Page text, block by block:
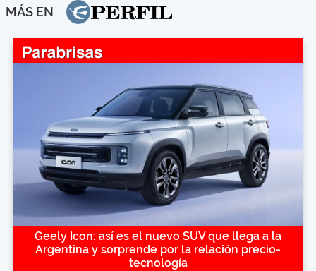
MÁS EN
Geely Icon: así es el nuevo SUV que llega a la
Argentina y sorprende por la relación precio-
tecnología